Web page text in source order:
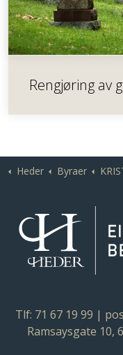
Rengjøring av
Heder Byraer KRISTIANSUND |
Tlf: 71 67 19 99 |
Ramsaysgate 10,